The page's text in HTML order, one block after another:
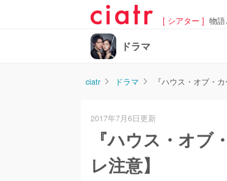
[ シアター ] 物語
ドラマ
ciatr ドラマ 『ハウス・オブ・
2017年7月6日更新
『ハウス・オ
レ注意】